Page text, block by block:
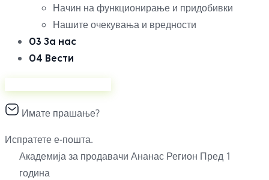
Начин на функционирање и придобивки
Нашите очекувања и вредности
03 За нас
04 Вести
Имате прашање?
Испратете е-пошта.
Академија за продавачи Ананас Регион Пред 1
година